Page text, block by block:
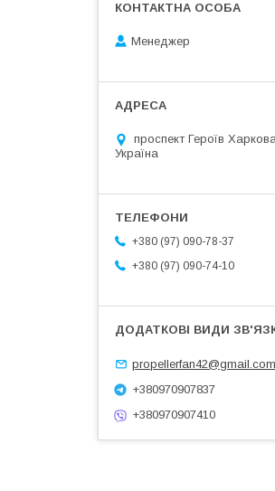
Менеджер
проспект Героїв
Україна
+380 (97) 090-78-37
+380 (97) 090-74-10
propellerfan42@gmail.com
+380970907837
+380970907410